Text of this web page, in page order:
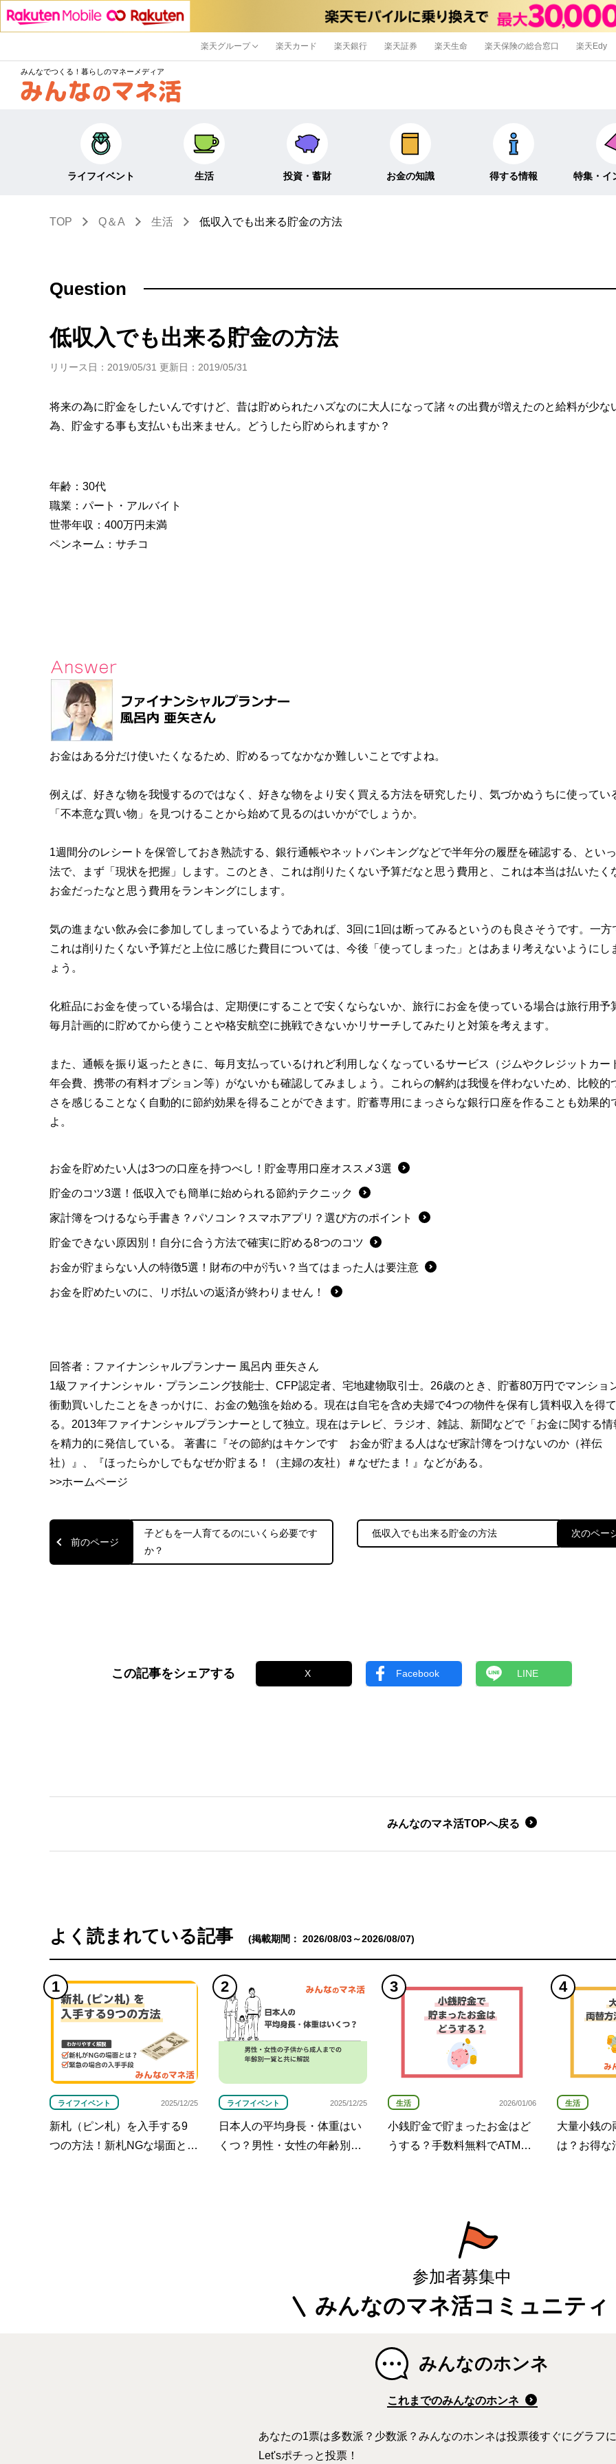
楽天グループ 楽天カード 楽天銀行 楽天証券 楽天生命 楽天保険の総合窓口 楽天Edy
みんなでつくる！暮らしのマネーメディア
ライフイベント
キャリア・働き方
生活・住まい
生活
キャッシュレス
健康・身体・保険
投資・蓄財
株式・投資信託
お金の知識 得する情報 特集・イ
TOP Q＆A 生活 低収入でも出来る貯金の方法
Question
低収入でも出来る貯金の方法
リリース日：2019/05/31 更新日：2019/05/31
将来の為に貯金をしたいんですけど、昔は貯められたハズなのに大人になって諸々の出費が増えたのと給料が少な
為、貯金する事も支払いも出来ません。どうしたら貯められますか？
年齢：30代
職業：パート・アルバイト
世帯年収：400万円未満
ペンネーム：サチコ
お金はある分だけ使いたくなるため、貯めるってなかなか難しいことですよね。
例えば、好きな物を我慢するのではなく、好きな物をより安く買える方法を研究したり、気づかぬうちに使ってい
「不本意な買い物」を見つけることから始めて見るのはいかがでしょうか。
1週間分のレシートを保管しておき熟読する、銀行通帳やネットバンキングなどで半年分の履歴を確認する、とい
法で、まず「現状を把握」します。このとき、これは削りたくない予算だなと思う費用と、これは本当は払いたく
お金だったなと思う費用をランキングにします。
気の進まない飲み会に参加してしまっているようであれば、3回に1回は断ってみるというのも良さそうです。一方
これは削りたくない予算だと上位に感じた費目については、今後「使ってしまった」とはあまり考えないようにし
ょう。
化粧品にお金を使っている場合は、定期便にすることで安くならないか、旅行にお金を使っている場合は旅行用予
毎月計画的に貯めてから使うことや格安航空に挑戦できないかリサーチしてみたりと対策を考えます。
また、通帳を振り返ったときに、毎月支払っているけれど利用しなくなっているサービス（ジムやクレジットカー
年会費、携帯の有料オプション等）がないかも確認してみましょう。これらの解約は我慢を伴わないため、比較的
さを感じることなく自動的に節約効果を得ることができます。貯蓄専用にまっさらな銀行口座を作ることも効果的
よ。
お金を貯めたい人は3つの口座を持つべし！貯金専用口座オススメ3選
貯金のコツ3選！低収入でも簡単に始められる節約テクニック
家計簿をつけるなら手書き？パソコン？スマホアプリ？選び方のポイント
貯金できない原因別！自分に合う方法で確実に貯める8つのコツ
お金が貯まらない人の特徴5選！財布の中が汚い？当てはまった人は要注意
お金を貯めたいのに、リボ払いの返済が終わりません！
回答者： ファイナンシャルプランナー 風呂内 亜矢さん
1級ファイナンシャル・プランニング技能士、CFP認定者、宅地建物取引士。26歳のとき、貯蓄80万円でマンショ
衝動買いしたことをきっかけに、お金の勉強を始める。現在は自宅を含め夫婦で4つの物件を保有し賃料収入を得
る。2013年ファイナンシャルプランナーとして独立。現在はテレビ、ラジオ、雑誌、新聞などで「お金に関する情
を精力的に発信している。 著書に『その節約はキケンです お金が貯まる人はなぜ家計簿をつけないのか（祥伝
社）』、『ほったらかしでもなぜか貯まる！（主婦の友社）＃なぜたま！』などがある。
>>ホームページ
低収入でも出来る貯金の方法
子どもを一人育てるのにいくら必要です
か？
この記事をシェアする X Facebook LINE
みんなのマネ活TOPへ戻る
よく読まれている記事 (掲載期間： 2026/08/03～2026/08/07)
ライフイベント 2025/12/25
新札（ピン札）を入手する9
つの方法！新札NGな場面と
ライフイベント 2025/12/25
日本人の平均身長・体重はい
くつ？男性・女性の年齢別一
生活 2026/01/06
小銭貯金で貯まったお金はど
うする？手数料無料でATMに
生活
大量小銭の
は？お得な
参加者募集中
みんなのマネ活コミュニティ
みんなのホンネ
これまでのみんなのホンネ
あなたの1票は多数派？少数派？みんなのホンネは投票後すぐにグラフに
Let'sポチっと投票！